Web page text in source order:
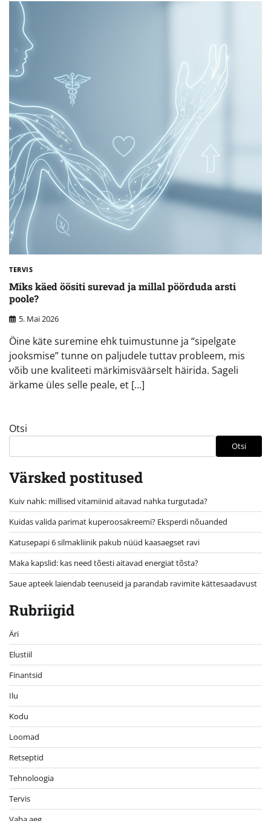
TERVIS
Miks käed öösiti surevad ja millal pöörduda arsti
poole?
5. Mai 2026
Öine käte suremine ehk tuimustunne ja “sipelgate
jooksmise” tunne on paljudele tuttav probleem, mis
võib une kvaliteeti märkimisväärselt häirida. Sageli
ärkame üles selle peale, et […]
Otsi
Otsi
Värsked postitused
Kuiv nahk: millised vitamiinid aitavad nahka turgutada?
Kuidas valida parimat kuperoosakreemi? Eksperdi nõuanded
Katusepapi 6 silmakliinik pakub nüüd kaasaegset ravi
Maka kapslid: kas need tõesti aitavad energiat tõsta?
Saue apteek laiendab teenuseid ja parandab ravimite kättesaadavust
Rubriigid
Äri
Elustiil
Finantsid
Ilu
Kodu
Loomad
Retseptid
Tehnoloogia
Tervis